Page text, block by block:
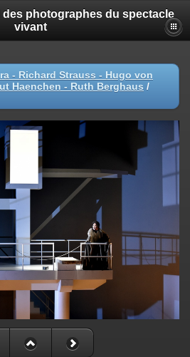
des photographes du spectacle
vivant
- Richard Strauss - Hugo von
Haenchen - Ruth Berghaus /